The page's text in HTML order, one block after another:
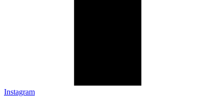
Instagram